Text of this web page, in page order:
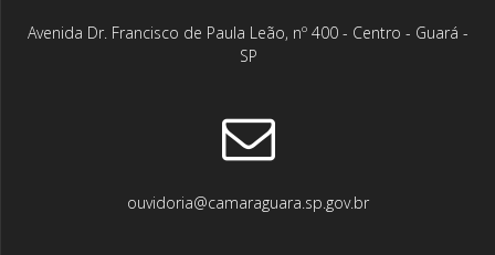
Avenida Dr. Francisco de Paula Leão, nº 400 - Centro - Guará -
SP
ouvidoria@camaraguara.sp.gov.br